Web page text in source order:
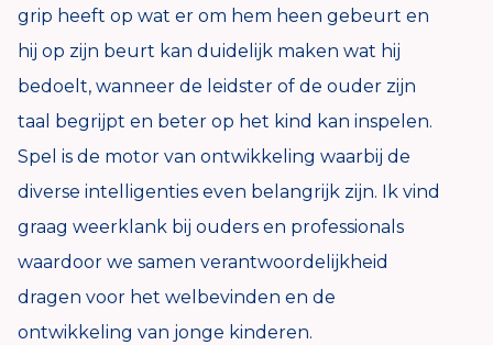
grip heeft op wat er om hem heen gebeurt en
hij op zijn beurt kan duidelijk maken wat hij
bedoelt, wanneer de leidster of de ouder zijn
taal begrijpt en beter op het kind kan inspelen.
Spel is de motor van ontwikkeling waarbij de
diverse intelligenties even belangrijk zijn. Ik vind
graag weerklank bij ouders en professionals
waardoor we samen verantwoordelijkheid
dragen voor het welbevinden en de
ontwikkeling van jonge kinderen.